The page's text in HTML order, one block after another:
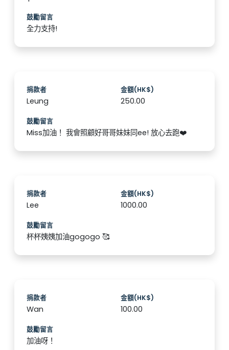
鼓勵留言
全力支持!
捐款者
Leung
金額(HK$)
250.00
鼓勵留言
Miss加油！ 我會照顧好哥哥妹妹同ee! 放心去跑❤️
捐款者
Lee
金額(HK$)
1000.00
鼓勵留言
杯杯姨姨加油gogogo 🥰
捐款者
Wan
金額(HK$)
100.00
鼓勵留言
加油呀！